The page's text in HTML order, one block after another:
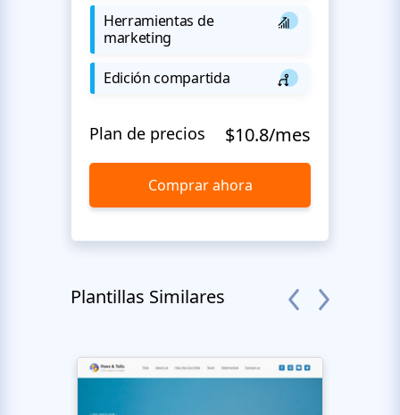
Herramientas de
marketing
Edición compartida
Plan de precios $10.8/mes
Comprar ahora
Plantillas Similares